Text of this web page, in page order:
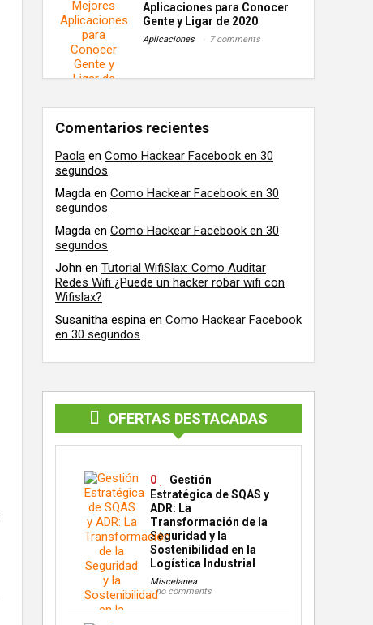
Aplicaciones para Conocer
Gente y Ligar de 2020
Aplicaciones 7 comments
Comentarios recientes
Paola en Como Hackear Facebook en 30
segundos
Magda en Como Hackear Facebook en 30
segundos
Magda en Como Hackear Facebook en 30
segundos
John en Tutorial WifiSlax: Como Auditar
Redes Wifi ¿Puede un hacker robar wifi con
Wifislax?
Susanitha espina en Como Hackear Facebook
en 30 segundos
OFERTAS DESTACADAS
0
Gestión
Estratégica de SQAS y
ADR: La
Transformación de la
Seguridad y la
Sostenibilidad en la
Logística Industrial
Miscelanea
no comments